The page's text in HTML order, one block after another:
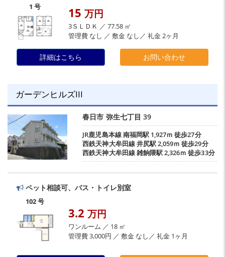
1 号 15 万円
3ＳＬＤＫ ／ 77.58 ㎡
管理費 なし ／ 敷金 なし／ 礼金 2ヶ月
詳細はこちら お問い合わせ
ガーデンヒルズIII
春日市 弥生七丁目 39
JR鹿児島本線南福岡駅1,927ｍ 徒歩27分
西鉄天神大牟田線井尻駅2,059ｍ 徒歩29分
西鉄天神大牟田線雑餉隈駅2,326ｍ 徒歩33分
ペット相談可、バス・トイレ別室
102 号
3.2 万円
ワンルーム ／ 18 ㎡
管理費 3,000円 ／ 敷金 なし／ 礼金 1ヶ月